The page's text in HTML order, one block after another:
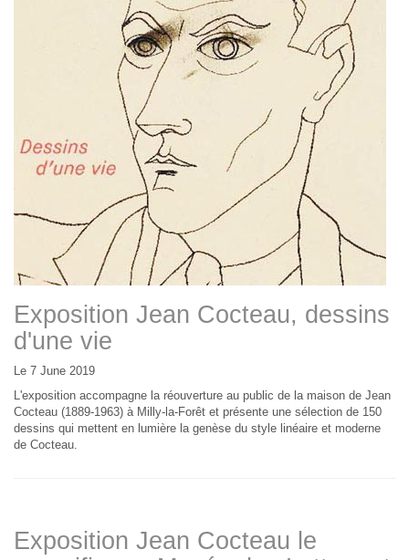
Exposition Jean Cocteau, dessins
d'une vie
Le 7 June 2019
L'exposition accompagne la réouverture au public de la maison de Jean
Cocteau (1889-1963) à Milly-la-Forêt et présente une sélection de 150
dessins qui mettent en lumière la genèse du style linéaire et moderne
de Cocteau.
Exposition Jean Cocteau le